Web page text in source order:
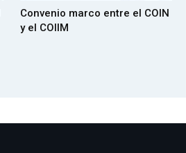
Convenio marco entre el COIN
y el COIIM